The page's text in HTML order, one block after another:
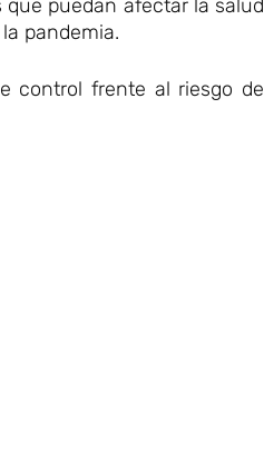
puedan afectar la salud
pandemia.
control frente al riesgo de